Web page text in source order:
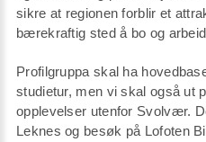
sikre at regionen forblir et
bærekraftig sted å bo og
Profilgruppa skal ha
studietur, men vi skal også ut
opplevelser utenfor Svolvær.
Leknes og besøk på Lofoten